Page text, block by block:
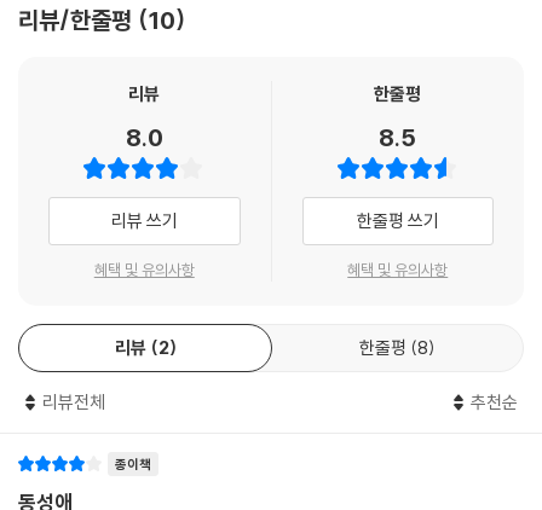
“그렇다면 동성애는 뉘우치고 돌이켜 용서받아야 하는 죄일까? 아니면 동
면 엄숙히 축하해 줄 만한 가치를 지닌 복으로 간주해야 하는 것일까?”(책
케빈 드영은 『성경이 동성애에 답하다』를 통해 그리스도인이 이 질문에 답
하도록 돕는다. 이 책은 성경이 결혼과 성에 대해 말하는 더 큰 맥락 가운데
서 성경의 관점으로 동성애 문제에 대답한다. 머리말에서는 바로 성경 전
체가 가장 중요하게 말하는 것이 무엇인가를 제시한다. 1부는 구체적으로
해 말한다. 2장은 소돔과 고모라의 멸망과 동성애의 관계를 다룬다. 3장과
4장은 각각 레위기와 로마서에서 동성애에 관해 가르치는 본문을 해설한
다. 5장은 사도 바울이 고린도전서와 디모데전서에서 동성애에 관해 가르
치면서 사용한 핵심적인 두 단어를 분석한다. 이상의 논의를 토대로 성경
2부는 이러한 성경적 관점을 토대로 하여 실제로 동성애에 관한 다양한 질
리뷰/한줄평 10
리뷰
8.0
리뷰 쓰기
혜택 및 유의사항
한줄평
8.5
한줄평 쓰기
혜택 및 유의사항
리뷰 2 한줄평 8
리뷰전체 추천순
종이책
동성애